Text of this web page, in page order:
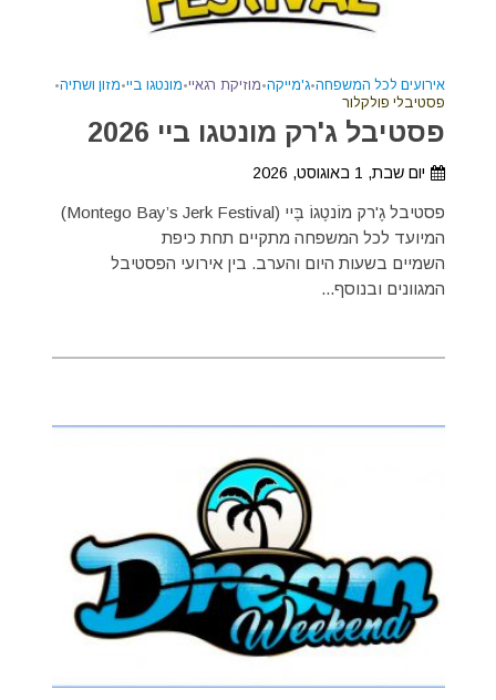
אירועים לכל המשפחה•ג'מייקה•מוזיקת רגאיי•מונטגו ביי•מזון ושתיה•
פסטיבלי פולקלור
פסטיבל ג'רק מונטגו ביי 2026
יום שבת, 1 באוגוסט, 2026
פסטיבל גֶ'רק מוֹנטֶגוֹ בֶּיי (Montego Bay’s Jerk Festival)
המיועד לכל המשפחה מתקיים תחת כיפת
השמיים בשעות היום והערב. בין אירועי הפסטיבל
המגוונים ובנוסף...